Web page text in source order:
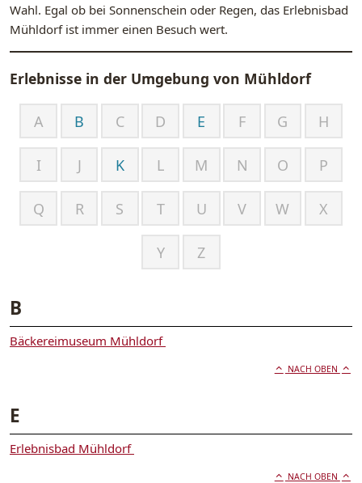
Wahl. Egal ob bei Sonnenschein oder Regen, das Erlebnisbad
Mühldorf ist immer einen Besuch wert.
Erlebnisse in der Umgebung von Mühldorf
A B C D E F G H
I J K L M N O P
Q R S T U V W X
Y Z
B
Bäckereimuseum Mühldorf
NACH OBEN
E
Erlebnisbad Mühldorf
NACH OBEN